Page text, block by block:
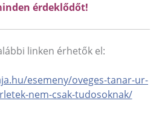
érdeklődőt!
linken érhetők el:
esemeny/oveges-tanar-ur-
nem-csak-tudosoknak/